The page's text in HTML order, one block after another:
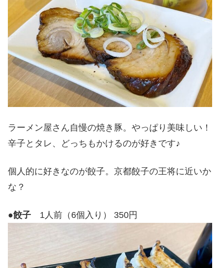
ラーメン屋さん自慢の焼き豚。やっぱり美味しい！
辛子とタレ、どっちもかけるのが好きです♪
個人的に好きなのが餃子。京都餃子の王将に近いか
な？
●餃子 1人前（6個入り） 350円